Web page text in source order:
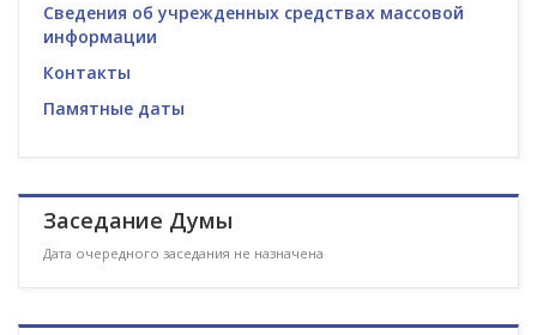
Сведения об учрежденных средствах массовой
информации
Контакты
Памятные даты
Заседание Думы
Дата очередного заседания не назначена